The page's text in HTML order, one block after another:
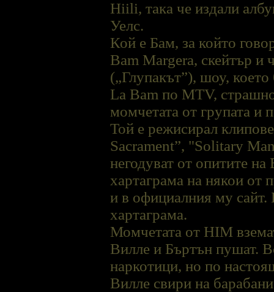
Hiili, така че издали
Уелс.
Кой е Бам, за който
Bam Margera, скейтър и
(„Глупакът”), шоу,
La Bam по MTV,
момчетата от групата и
Той е режисирал
Sacrament”, "Solitary
негодуват от опитите
хартаграма на някои от
и в официалния му сайт.
хартаграма.
Момчетата от HIM
Виллe и Бъртън пушат.
наркотици, но по
Вилле свири на